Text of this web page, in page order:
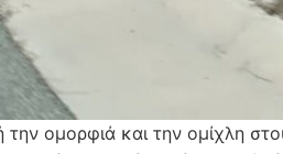
ομορφιά και την ομίχλη